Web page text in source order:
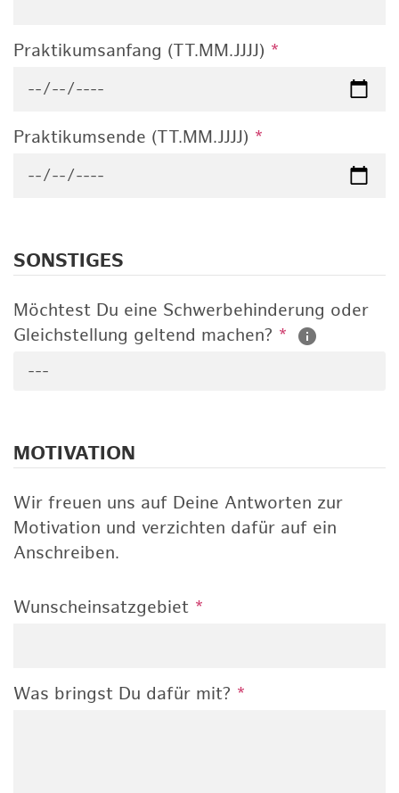
Praktikumsanfang (TT.MM.JJJJ) *
Praktikumsende (TT.MM.JJJJ) *
SONSTIGES
Möchtest Du eine Schwerbehinderung oder
Gleichstellung geltend machen? *
---
MOTIVATION
Wir freuen uns auf Deine Antworten zur
Motivation und verzichten dafür auf ein
Anschreiben.
Wunscheinsatzgebiet *
Was bringst Du dafür mit? *